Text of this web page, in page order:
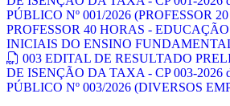
PÚBLICO Nº 001/2026 (PROFESSOR
PROFESSOR 40 HORAS -
INICIAIS DO ENSINO
003 EDITAL DE RESULTADO
DE ISENÇÃO DA TAXA - CP 003-2026
PÚBLICO Nº 003/2026 (DIVERSOS